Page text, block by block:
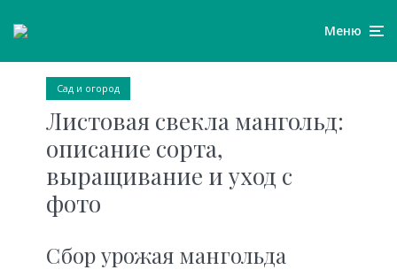
Меню
Сад и огород
Листовая свекла мангольд:
описание сорта,
выращивание и уход с
фото
Сбор урожая мангольда